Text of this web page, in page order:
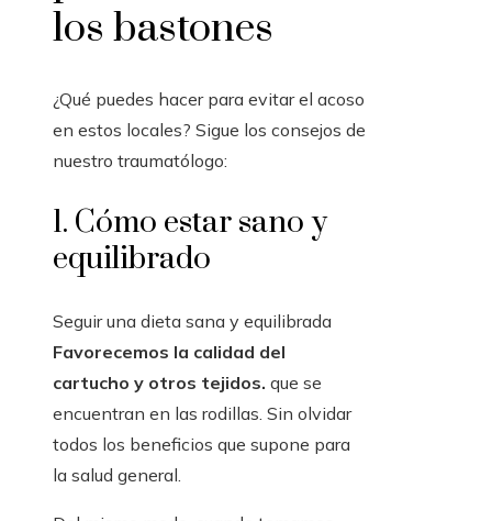
los bastones
¿Qué puedes hacer para evitar el acoso
en estos locales? Sigue los consejos de
nuestro traumatólogo:
1. Cómo estar sano y
equilibrado
Seguir una dieta sana y equilibrada
Favorecemos la calidad del
cartucho y otros tejidos. que se
encuentran en las rodillas. Sin olvidar
todos los beneficios que supone para
la salud general.